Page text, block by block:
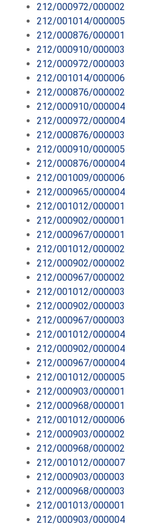
212/000972/000002
212/001014/000005
212/000876/000001
212/000910/000003
212/000972/000003
212/001014/000006
212/000876/000002
212/000910/000004
212/000972/000004
212/000876/000003
212/000910/000005
212/000876/000004
212/001009/000006
212/000965/000004
212/001012/000001
212/000902/000001
212/000967/000001
212/001012/000002
212/000902/000002
212/000967/000002
212/001012/000003
212/000902/000003
212/000967/000003
212/001012/000004
212/000902/000004
212/000967/000004
212/001012/000005
212/000903/000001
212/000968/000001
212/001012/000006
212/000903/000002
212/000968/000002
212/001012/000007
212/000903/000003
212/000968/000003
212/001013/000001
212/000903/000004